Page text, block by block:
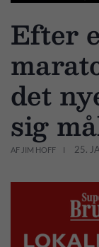
Efter
det
sig
AF JIM HOFF 25.